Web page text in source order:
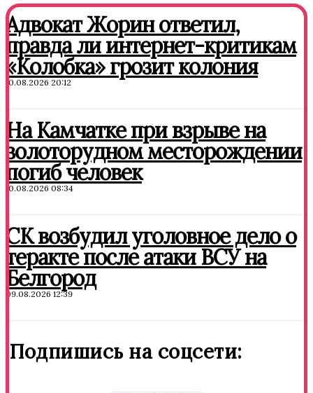
Адвокат Жорин ответил,
правда ли интернет-критикам
«Колобка» грозит колония
10.08.2026 20:12
На Камчатке при взрыве на
золоторудном месторождении
погиб человек
10.08.2026 08:34
СК возбудил уголовное дело о
теракте после атаки ВСУ на
Белгород
09.08.2026 12:39
Подпишись на соцсети: